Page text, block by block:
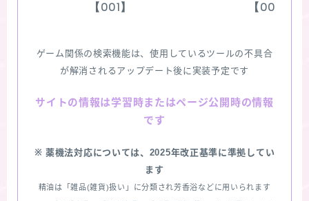
【001】 【002】
ゲーム関係の検索機能は、使用しているツールの不具合
が解消されるアップデート後に実装予定です
サイトの情報は学習時またはページ公開時の情報
です
※ 薬機法対応については、2025年改正基準に準拠してい
ます
精油は「雑品(雑貨)扱い」に分類され芳香浴などに用いられます